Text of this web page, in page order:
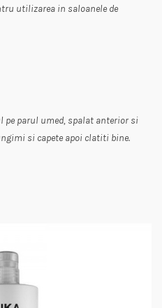
utilizarea in saloanele de
pe parul umed, spalat anterior si
si capete apoi clatiti bine.